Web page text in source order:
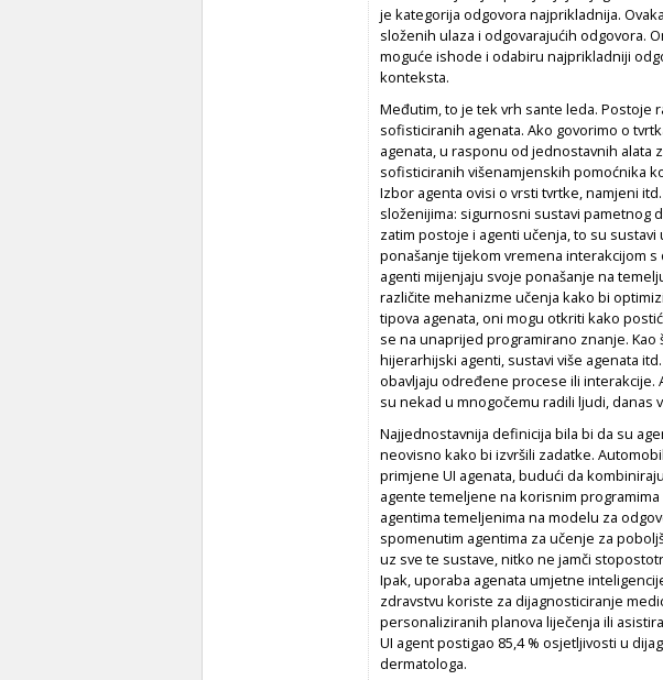
je kategorija odgovora najprikladnija.
složenih ulaza i odgovarajućih odgovora.
moguće ishode i odabiru najprikladniji
konteksta.
Međutim, to je tek vrh sante leda. Postoje
sofisticiranih agenata. Ako govorimo o
agenata, u rasponu od jednostavnih alata
sofisticiranih višenamjenskih pomoćnika
Izbor agenta ovisi o vrsti tvrtke, namjeni
složenijima: sigurnosni sustavi pametnog
zatim postoje i agenti učenja, to su
ponašanje tijekom vremena interakcijom
agenti mijenjaju svoje ponašanje na
različite mehanizme učenja kako bi
tipova agenata, oni mogu otkriti kako
se na unaprijed programirano znanje.
hijerarhijski agenti, sustavi više agenata
obavljaju određene procese ili interakcije.
su nekad u mnogočemu radili ljudi, danas
Najjednostavnija definicija bila bi da su
neovisno kako bi izvršili zadatke.
primjene UI agenata, budući da
agente temeljene na korisnim
agentima temeljenima na modelu za
spomenutim agentima za učenje za
uz sve te sustave, nitko ne jamči
Ipak, uporaba agenata umjetne
zdravstvu koriste za dijagnosticiranje
personaliziranih planova liječenja ili
UI agent postigao 85,4 % osjetljivosti u
dermatologa.